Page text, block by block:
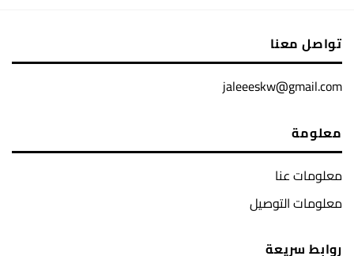
تواصل معنا
jaleeeskw@gmail.com
معلومة
معلومات عنا
معلومات التوصيل
روابط سريعة